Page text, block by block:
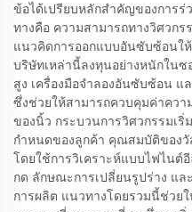
ข้อได้เปรียบหลักสำคัญของการ
ทางคือ ความสามารถทางวิศวก
แนวคิดการออกแบบอันซับซ้อนใ
บริษัทเหล่านี้ลงทุนอย่างหนักใน
สูง เครื่องมือจำลองอันซับซ้อน
ซึ่งช่วยให้สามารถควบคุมค่าคว
ของนิ้ว กระบวนการวิศวกรรมเริ่
กำหนดของลูกค้า คุณสมบัติของ
โดยใช้การวิเคราะห์แบบไฟไนต์
กด ลักษณะการเปลี่ยนรูปร่าง แล
การผลิต แนวทางโดยรวมนี้ช่วย